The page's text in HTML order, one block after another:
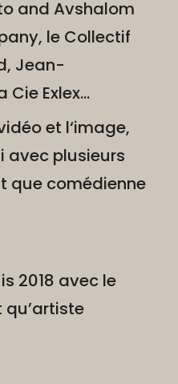
and Avshalom
le Collectif
Jean-
Cie Exlex…
et l‘image,
avec plusieurs
que comédienne
2018 avec le
qu’artiste